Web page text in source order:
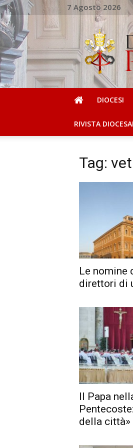
7 Agosto 2026
DIOCESI
DI
ROMA
DIOCESI
RIVISTA
Tag:
Le nomine
direttori di
Il Papa
della città»